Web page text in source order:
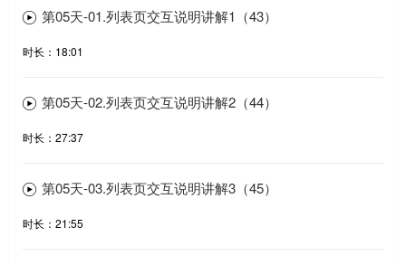
第05天-01.列表页交互说明讲解1（43）
时长：18:01
第05天-02.列表页交互说明讲解2（44）
时长：27:37
第05天-03.列表页交互说明讲解3（45）
时长：21:55